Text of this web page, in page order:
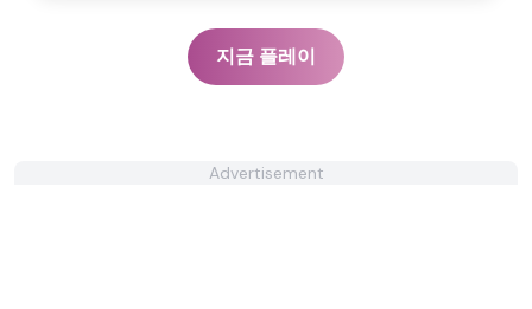
지금 플레이
Advertisement